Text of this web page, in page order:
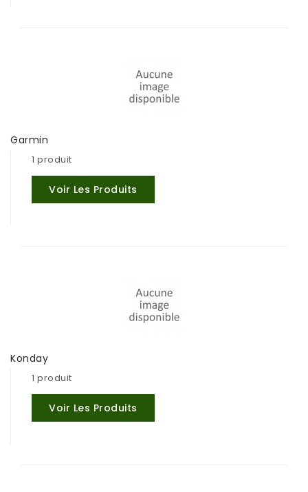
Garmin
1 produit
Voir Les Produits
Konday
1 produit
Voir Les Produits